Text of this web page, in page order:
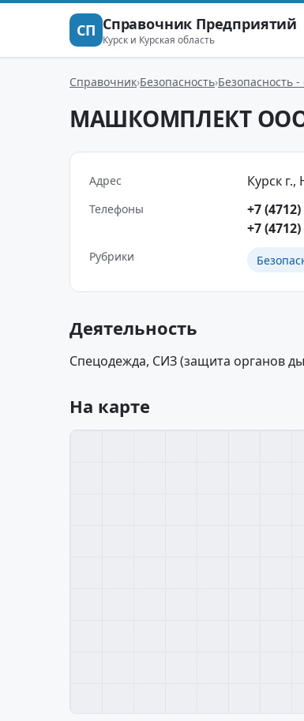
СП Справочник Предприятий
Курск и Курская область
Справочник Безопасность Безопасность
МАШКОМПЛЕКТ
Адрес Курск
Телефоны
+7
+7
Рубрики
Деятельность
Спецодежда, СИЗ (защита органов
На карте